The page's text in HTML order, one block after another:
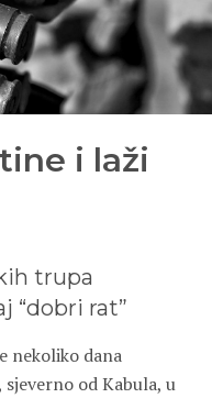
i laži
trupa
“dobri rat”
nekoliko dana
od Kabula, u